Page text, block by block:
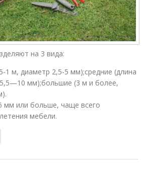
на 3 вида:
1 м, диаметр 2,5-5 мм);средние (длина
мм);большие (3 м и более,
мм или больше, чаще всего
мебели.